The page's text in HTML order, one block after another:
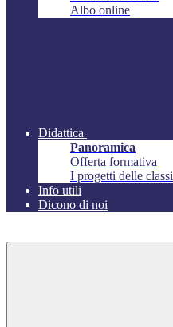
Albo online
Didattica
Panoramica
Offerta formativa
I progetti delle classi
Info utili
Dicono di noi